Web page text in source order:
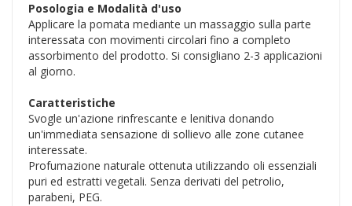
Posologia e Modalità d'uso
Applicare la pomata mediante un massaggio sulla parte
interessata con movimenti circolari fino a completo
assorbimento del prodotto. Si consigliano 2-3 applicazioni
al giorno.
Caratteristiche
Svogle un'azione rinfrescante e lenitiva donando
un'immediata sensazione di sollievo alle zone cutanee
interessate.
Profumazione naturale ottenuta utilizzando oli essenziali
puri ed estratti vegetali. Senza derivati del petrolio,
parabeni, PEG.